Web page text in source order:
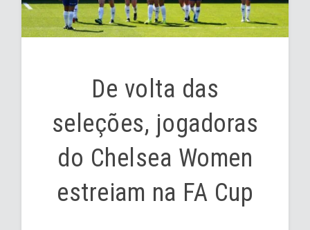
De volta das
seleções, jogadoras
do Chelsea Women
estreiam na FA Cup